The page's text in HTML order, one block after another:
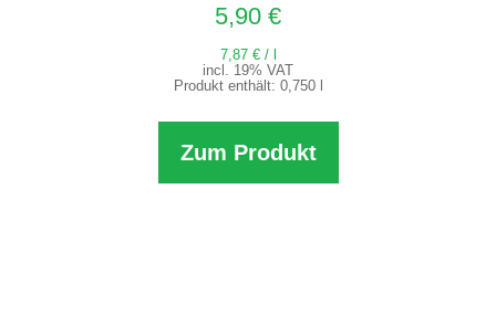
5,90 €
7,87 €/
incl. 19% VAT
Produkt enthält: 0,750
Zum Produkt